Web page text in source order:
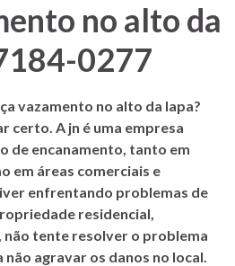
no alto da
0277
vazamento no alto da lapa?
certo. A jn é uma empresa
de encanamento, tanto em
em áreas comerciais e
enfrentando problemas de
residencial,
tente resolver o problema
agravar os danos no local.